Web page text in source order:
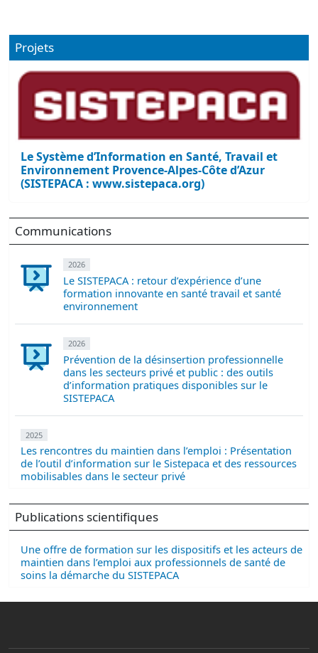
Projets
Le Système d’Information en Santé, Travail et
Environnement Provence-Alpes-Côte d’Azur
(SISTEPACA : www.sistepaca.org)
Communications
2026
Le SISTEPACA : retour d’expérience d’une
formation innovante en santé travail et santé
environnement
2026
Prévention de la désinsertion professionnelle
dans les secteurs privé et public : des outils
d’information pratiques disponibles sur le
SISTEPACA
2025
Les rencontres du maintien dans l’emploi : Présentation
de l’outil d’information sur le Sistepaca et des ressources
mobilisables dans le secteur privé
Publications scientifiques
Une offre de formation sur les dispositifs et les acteurs de
maintien dans l’emploi aux professionnels de santé de
soins la démarche du SISTEPACA